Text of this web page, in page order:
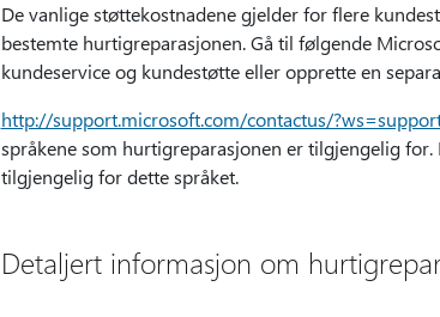
De vanlige støttekostnadene gjelder for flere
bestemte hurtigreparasjonen. Gå til følgende
kundeservice og kundestøtte eller opprette en
http://support.microsoft.com/contactus/
språkene som hurtigreparasjonen er tilgjengelig
tilgjengelig for dette språket.
Detaljert informasjon om